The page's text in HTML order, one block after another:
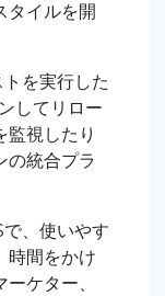
タイルを開
を実行した
してリロー
監視したり
の統合プラ
、使いやす
時間をかけ
ケター、